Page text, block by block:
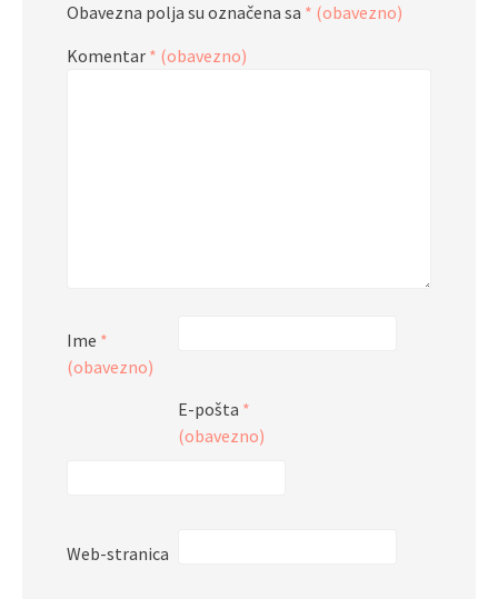
Obavezna polja su označena sa * (obavezno)
Komentar * (obavezno)
Ime *
(obavezno)
E-pošta *
(obavezno)
Web-stranica